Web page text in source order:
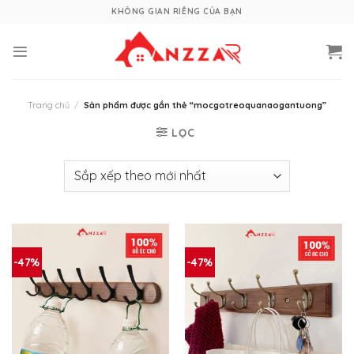
KHÔNG GIAN RIÊNG CỦA BẠN
Trang chủ / Sản phẩm được gắn thẻ “mocgotreoquanaogantuong”
LỌC
-47% -47%